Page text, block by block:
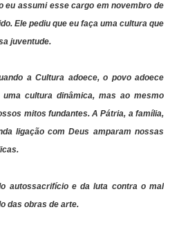
eu assumi esse cargo em novembro de
Ele pediu que eu faça uma cultura que
juventude.
a Cultura adoece, o povo adoece
cultura dinâmica, mas ao mesmo
mitos fundantes. A Pátria, a família,
ligação com Deus amparam nossas
autossacrifício e da luta contra o mal
das obras de arte.